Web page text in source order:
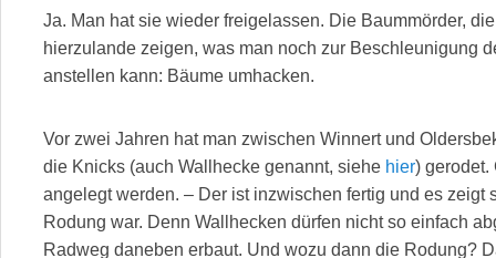
Ja. Man hat sie wieder freigelassen. Die Baummörder,
hierzulande zeigen, was man noch zur Beschleunigung
anstellen kann: Bäume umhacken.
Vor zwei Jahren hat man zwischen Winnert und
die Knicks (auch Wallhecke genannt, siehe hier) gerodet.
angelegt werden. – Der ist inzwischen fertig und es zeigt
Rodung war. Denn Wallhecken dürfen nicht so einfach
Radweg daneben erbaut. Und wozu dann die Rodung?